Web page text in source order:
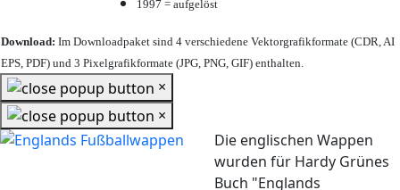
1997 = aufgelöst
Download: Im Downloadpaket sind 4 verschiedene Vektorgrafikformate (CDR, AI
EPS, PDF) und 3 Pixelgrafikformate (JPG, PNG, GIF) enthalten.
×
×
Die englischen Wappen
wurden für Hardy Grünes
Buch "Englands